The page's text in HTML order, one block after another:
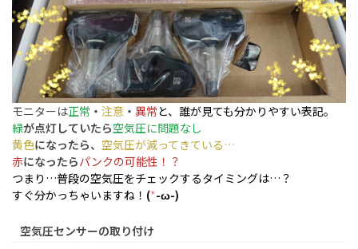
モニターは正常 ・ 注意 ・ 異常と、誰が見ても分かりやすい表記。
緑が点灯していたら空気圧に問題なし
黄色になったら、 空気圧が減ってきている…
赤になったらパンクの可能性！？
つまり…普段の空気圧をチェックするタイミングは…？
すぐ分かっちゃいますね！ (*-ω-)
空気圧センサーの取り付け